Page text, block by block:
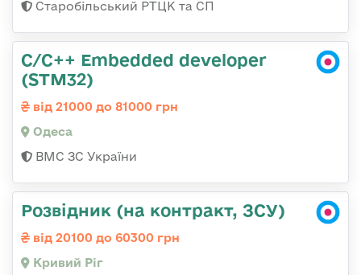
Старобільський РТЦК та СП
C/C++ Embedded developer
(STM32)
від 21000 до 81000 грн
Одеса
ВМС ЗС України
Розвідник (на контракт, ЗСУ)
від 20100 до 60300 грн
Кривий Ріг